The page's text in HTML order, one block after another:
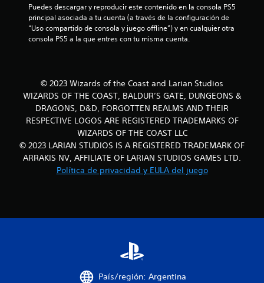
o
t
l
d
e
1
0
Puedes descargar y reproducir este contenido en la consola PS5
principal asociada a tu cuenta (a través de la configuración de
“Uso compartido de consola y juego offline”) y en cualquier otra
consola PS5 a la que entres con tu misma cuenta.
© 2023 Wizards of the Coast and Larian Studios
WIZARDS OF THE COAST, BALDUR’S GATE, DUNGEONS &
DRAGONS, D&D, FORGOTTEN REALMS AND THEIR
RESPECTIVE LOGOS ARE REGISTERED TRADEMARKS OF
WIZARDS OF THE COAST LLC
© 2023 LARIAN STUDIOS IS A REGISTERED TRADEMARK OF
ARRAKIS NV, AFFILIATE OF LARIAN STUDIOS GAMES LTD.
Política de privacidad y EULA del juego
País/región: Argentina